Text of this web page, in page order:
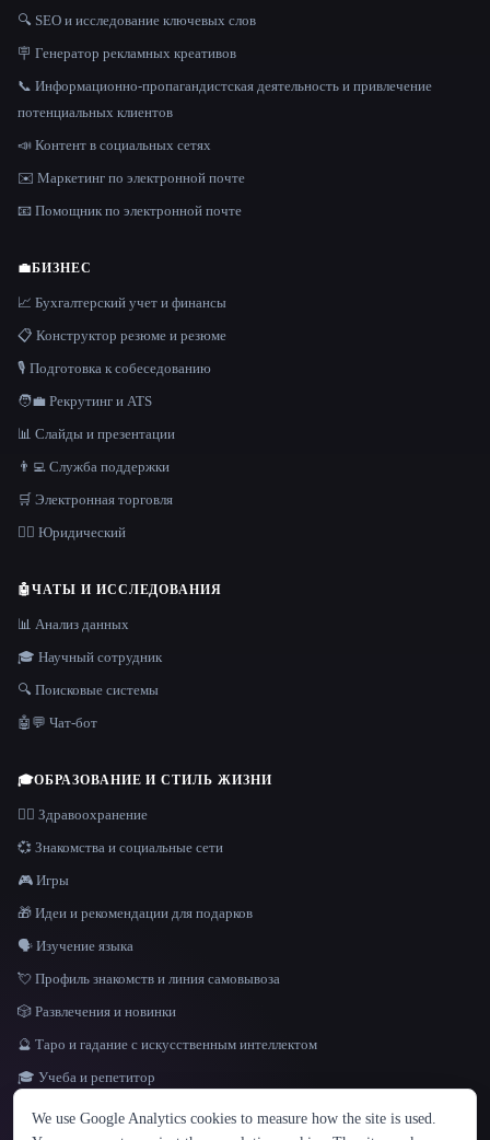
ЯЗЫК
English español Français Русский 简体中文
🔍 SEO и исследование ключевых слов
🪧 Генератор рекламных креативов
📞 Информационно-пропагандистская деятельность и привлечение
потенциальных клиентов
📣 Контент в социальных сетях
✉️ Маркетинг по электронной почте
📧 Помощник по электронной почте
💼БИЗНЕС
📈 Бухгалтерский учет и финансы
📋 Конструктор резюме и резюме
🎙️ Подготовка к собеседованию
🧑‍💼 Рекрутинг и ATS
📊 Слайды и презентации
👨‍💻 Служба поддержки
🛒 Электронная торговля
👩‍⚖️ Юридический
🤖ЧАТЫ И ИССЛЕДОВАНИЯ
📊 Анализ данных
🎓 Научный сотрудник
🔍 Поисковые системы
🤖💬 Чат-бот
🎓ОБРАЗОВАНИЕ И СТИЛЬ ЖИЗНИ
👩‍⚕️ Здравоохранение
💞 Знакомства и социальные сети
🎮 Игры
🎁 Идеи и рекомендации для подарков
🗣️ Изучение языка
💘 Профиль знакомств и линия самовывоза
🎲 Развлечения и новинки
🔮 Таро и гадание с искусственным интеллектом
🎓 Учеба и репетитор
We use Google Analytics cookies to measure how the site is used.